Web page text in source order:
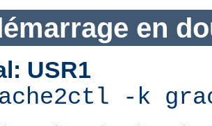
en
USR1
-k